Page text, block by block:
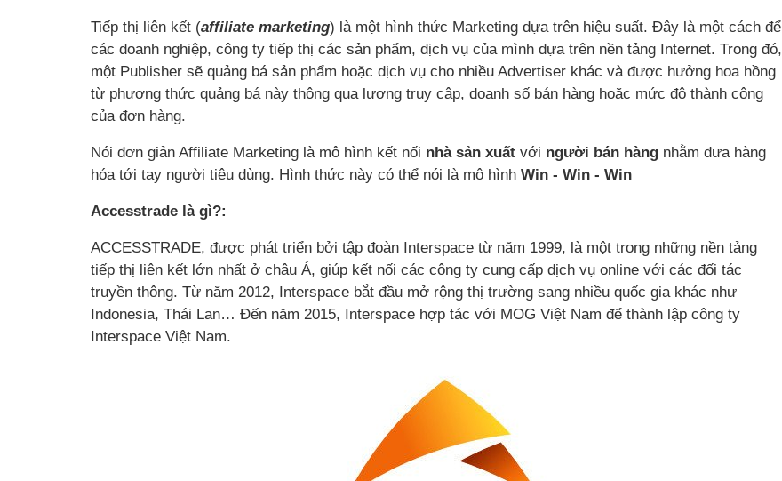
Tiếp thị liên kết (affiliate marketing) là một hình thức Marketing dựa trên hiệu suất. Đây là một cách để
các doanh nghiệp, công ty tiếp thị các sản phẩm, dịch vụ của mình dựa trên nền tảng Internet. Trong đó,
một Publisher sẽ quảng bá sản phẩm hoặc dịch vụ cho nhiều Advertiser khác và được hưởng hoa hồng
từ phương thức quảng bá này thông qua lượng truy cập, doanh số bán hàng hoặc mức độ thành công
của đơn hàng.
Nói đơn giản Affiliate Marketing là mô hình kết nối nhà sản xuất với người bán hàng nhằm đưa hàng
hóa tới tay người tiêu dùng. Hình thức này có thể nói là mô hình Win - Win - Win
Accesstrade là gì?:
ACCESSTRADE, được phát triển bởi tập đoàn Interspace từ năm 1999, là một trong những nền tảng
tiếp thị liên kết lớn nhất ở châu Á, giúp kết nối các công ty cung cấp dịch vụ online với các đối tác
truyền thông. Từ năm 2012, Interspace bắt đầu mở rộng thị trường sang nhiều quốc gia khác như
Indonesia, Thái Lan… Đến năm 2015, Interspace hợp tác với MOG Việt Nam để thành lập công ty
Interspace Việt Nam.